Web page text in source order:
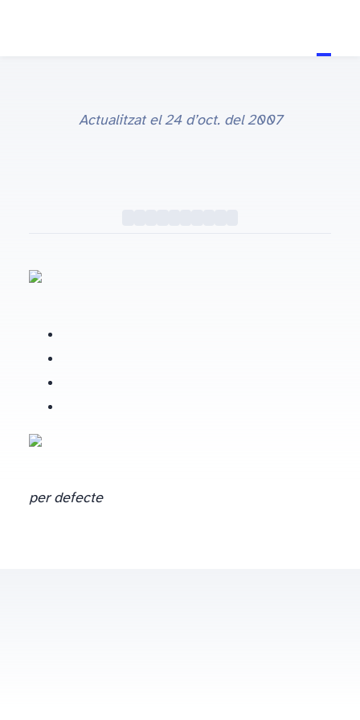
Actualitzat el24 d’oct. del 2007
per defecte